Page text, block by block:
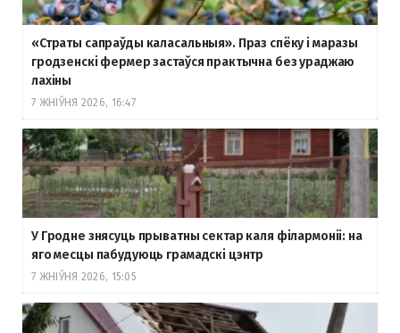
«Страты сапраўды каласальныя». Праз спёку і маразы
гродзенскі фермер застаўся практычна без ураджаю
лахіны
7 ЖНІЎНЯ 2026, 16:47
У Гродне знясуць прыватны сектар каля філармоніі: на
яго месцы пабудуюць грамадскі цэнтр
7 ЖНІЎНЯ 2026, 15:05